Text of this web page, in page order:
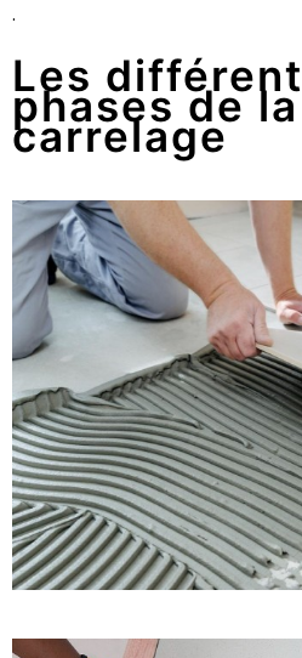
.
Les
phases de
carrelage